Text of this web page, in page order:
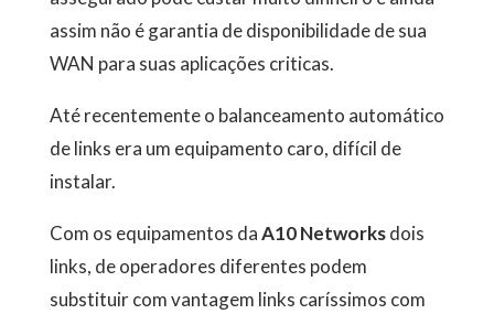
assim não é garantia de disponibilidade de sua
WAN para suas aplicações criticas.
Até recentemente o balanceamento automático
de links era um equipamento caro, difícil de
instalar.
Com os equipamentos daA10 Networksdois
links, de operadores diferentes podem
substituir com vantagem links caríssimos com